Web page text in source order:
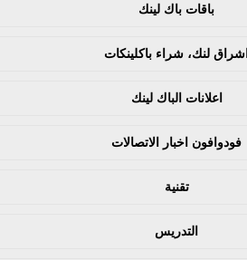
باقات باك لينك
اشراق لنك، شراء باكلينكات
اعلانات الباك لينك
فودوافون اخبار الاتصالات
تقنية
التدريس